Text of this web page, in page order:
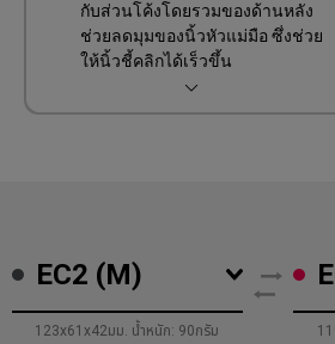
กับส่วนโค้งโดยรวมของด้านหลัง
ช่วยลดมุมของนิ้วหัวแม่มือ ซึ่งช่วย
ให้นิ้วชี้คลิกได้เร็วขึ้น
การออกแบบโค้งด้านขวาช่วยให้
วางนิ้วนางได้สะดวก ซึ่งส่งเสริม
EC2 (M)
123x61x42มม. น้ำหนัก: 90กรัม